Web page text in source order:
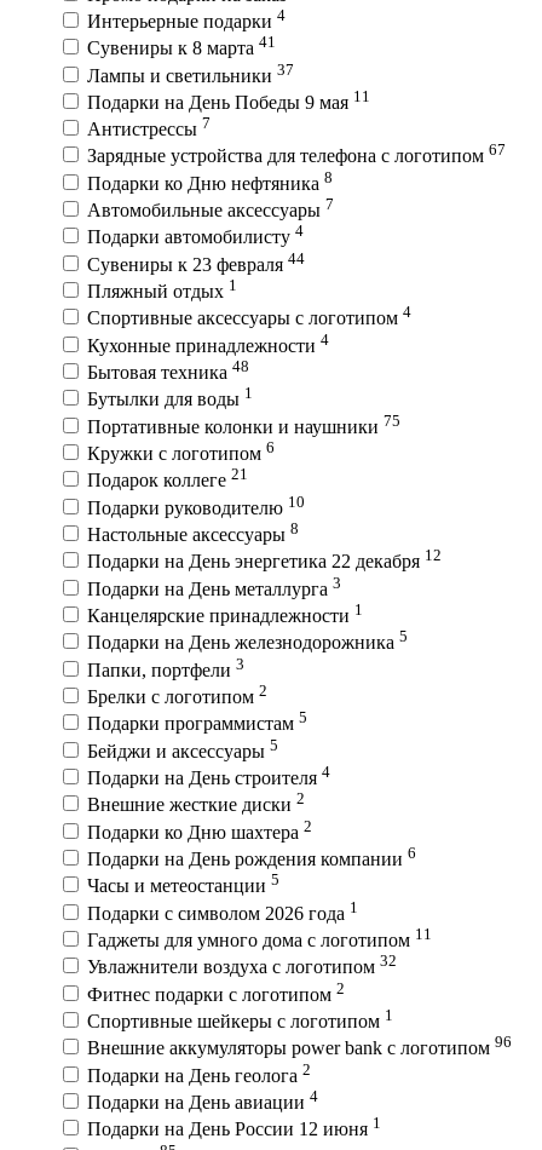
Интерьерные подарки 4
Сувениры к 8 марта 41
Лампы и светильники 37
Подарки на День Победы 9 мая 11
Антистрессы 7
Зарядные устройства для телефона с логотипом 67
Подарки ко Дню нефтяника 8
Автомобильные аксессуары 7
Подарки автомобилисту 4
Сувениры к 23 февраля 44
Пляжный отдых 1
Спортивные аксессуары с логотипом 4
Кухонные принадлежности 4
Бытовая техника 48
Бутылки для воды 1
Портативные колонки и наушники 75
Кружки с логотипом 6
Подарок коллеге 21
Подарки руководителю 10
Настольные аксессуары 8
Подарки на День энергетика 22 декабря 12
Подарки на День металлурга 3
Канцелярские принадлежности 1
Подарки на День железнодорожника 5
Папки, портфели 3
Брелки с логотипом 2
Подарки программистам 5
Бейджи и аксессуары 5
Подарки на День строителя 4
Внешние жесткие диски 2
Подарки ко Дню шахтера 2
Подарки на День рождения компании 6
Часы и метеостанции 5
Подарки с символом 2026 года 1
Гаджеты для умного дома с логотипом 11
Увлажнители воздуха с логотипом 32
Фитнес подарки с логотипом 2
Спортивные шейкеры с логотипом 1
Внешние аккумуляторы power bank с логотипом 96
Подарки на День геолога 2
Подарки на День авиации 4
Подарки на День России 12 июня 1